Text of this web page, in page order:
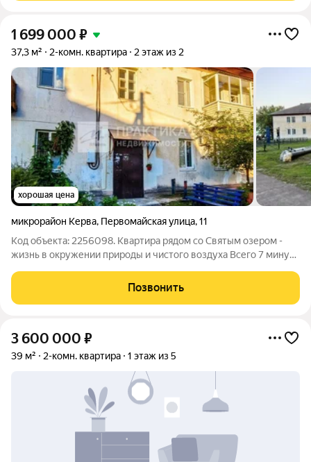
1 699 000 ₽
37,3 м² 2-комн. квартира 2 этаж из 2
хорошая цена
микрорайон Керва, Первомайская улица,11
Код объекта: 2256098. Квартира рядом со Святым озером -
жизнь в окружении природы и чистого воздуха Всего 7 минут
для комфортной жизни рядом Описание квартиры Продаётся
2-комнатная квартира
Позвонить
3 600 000 ₽
39 м² 2-комн. квартира 1 этаж из 5